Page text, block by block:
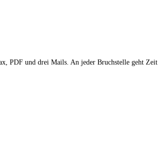
PDF und drei Mails. An jeder Bruchstelle geht Zeit